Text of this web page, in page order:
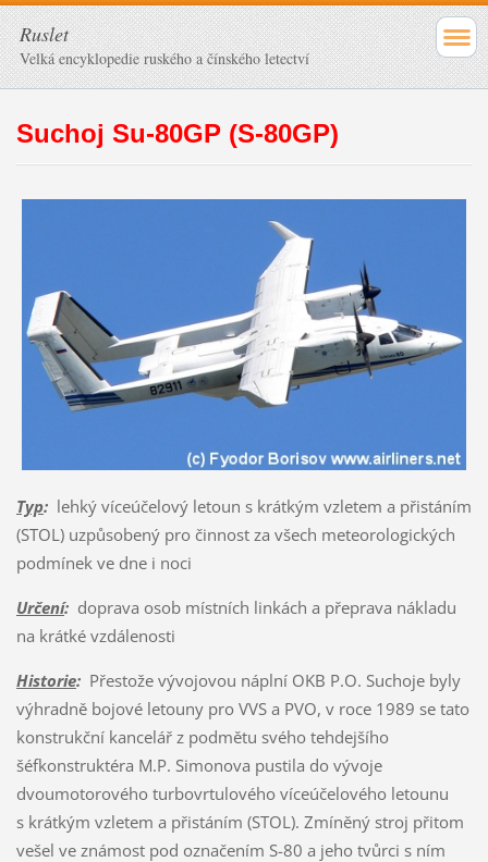
Ruslet
Velká encyklopedie ruského a čínského letectví
Suchoj Su-80GP (S-80GP)
Typ:lehký víceúčelový letoun s krátkým vzletem a přistáním
(STOL) uzpůsobený pro činnost za všech meteorologických
podmínek ve dne i noci
Určení:doprava osob místních linkách a přeprava nákladu
na krátké vzdálenosti
Historie:Přestože vývojovou náplní OKB P.O. Suchoje byly
výhradně bojové letouny pro VVS a PVO, v roce 1989 se tato
konstrukční kancelář z podmětu svého tehdejšího
šéfkonstruktéra M.P. Simonova pustila do vývoje
dvoumotorového turbovrtulového víceúčelového letounu
s krátkým vzletem a přistáním (STOL). Zmíněný stroj přitom
vešel ve známost pod označením S-80 a jeho tvůrci s ním